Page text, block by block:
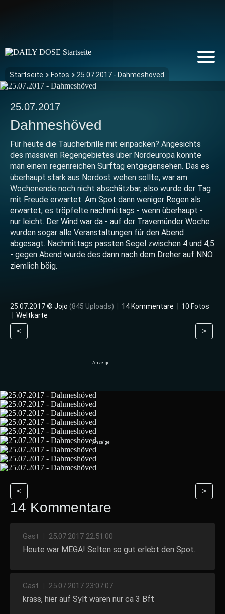
Startseite Fotos 25.07.2017 - Dahmeshöved
25.07.2017
Dahmeshöved
Für heute die Taucherbrille mit einpacken? Angesichts
des massiven Regengebietes über Nordeuropa konnte
man einem regenreichen Surftag entgegensehen. Das es
überhaupt stark aus Nordost wehen sollte, war am
Wochenende noch nicht abschätzbar, also wurde der Tag
mit Freude erwartet. Am Spot dann weniger Regen als
erwartet, es tröpfelte nachmittags - wenn überhaupt -
nur leicht. Der Wind war da - auf der Travemünder Woche
wurden sogar alle Veranstaltungen für den Abend
abgesagt. Nachmittags passten Segel zwischen 4 und 4,5
- gegen Abend wurde des dann nach dem Dreher auf NNO
ziemlich böig.
25.07.2017 © Jojo (845 Uploads) 14 Kommentare
10 Fotos
Weltkarte
< >
< >
14 Kommentare
Gast 25.07.2017 22:51:00
Heute war MEGA! Selten so gut erlebt den Spot.
Gast 25.07.2017 23:07:07
krass, hier auf Sylt waren nur ca 3 Bft